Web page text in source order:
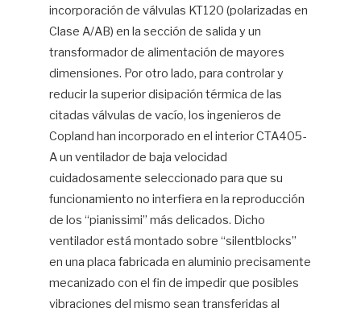
incorporación de válvulas KT120 (polarizadas en
Clase A/AB) en la sección de salida y un
transformador de alimentación de mayores
dimensiones. Por otro lado, para controlar y
reducir la superior disipación térmica de las
citadas válvulas de vacío, los ingenieros de
Copland han incorporado en el interior CTA405-
A un ventilador de baja velocidad
cuidadosamente seleccionado para que su
funcionamiento no interfiera en la reproducción
de los “pianissimi” más delicados. Dicho
ventilador está montado sobre “silentblocks”
en una placa fabricada en aluminio precisamente
mecanizado con el fin de impedir que posibles
vibraciones del mismo sean transferidas al